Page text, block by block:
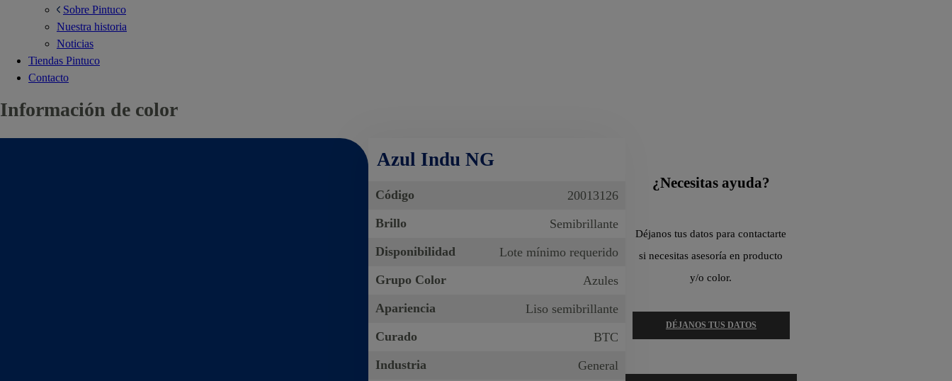
Sobre Pintuco
Nuestra historia
Noticias
Tiendas Pintuco
Contacto
Información de color
Azul Indu NG
Código
20013126
Brillo
Semibrillante
Disponibilidad
Lote mínimo requerido
Grupo Color
Azules
Apariencia
Liso semibrillante
Curado
BTC
Industria
General
¿Necesitas ayuda?
Déjanos tus datos para contactarte
si necesitas asesoría en producto
y/o color.
DÉJANOS TUS DATOS